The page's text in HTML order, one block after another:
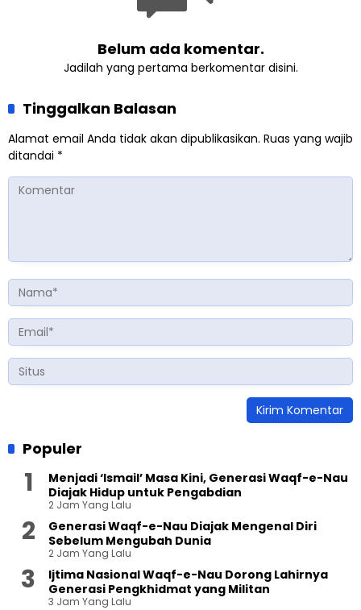
Belum ada komentar.
Jadilah yang pertama berkomentar disini.
Tinggalkan Balasan
Alamat email Anda tidak akan dipublikasikan. Ruas yang wajib
ditandai *
Populer
Menjadi ‘Ismail’ Masa Kini, Generasi Waqf-e-Nau
Diajak Hidup untuk Pengabdian
2 Jam Yang Lalu
Generasi Waqf-e-Nau Diajak Mengenal Diri
Sebelum Mengubah Dunia
2 Jam Yang Lalu
Ijtima Nasional Waqf-e-Nau Dorong Lahirnya
Generasi Pengkhidmat yang Militan
3 Jam Yang Lalu